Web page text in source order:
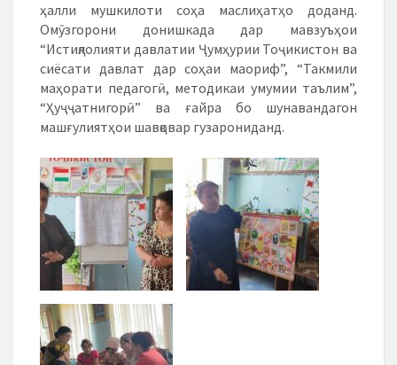
ҳалли мушкилоти соҳа маслиҳатҳо доданд.
Омӯзгорони донишкада дар мавзуъҳои
“Истиқлолияти давлатии Ҷумҳурии Тоҷикистон ва
сиёсати давлат дар соҳаи маориф”, “Такмили
маҳорати педагогӣ, методикаи умумии таълим”,
“Ҳуҷҷатнигорӣ” ва ғайра бо шунавандагон
машғулиятҳои шавқовар гузарониданд.